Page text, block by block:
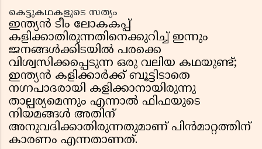
കെട്ടുകഥകളുടെ സത്യം
ഇന്ത്യൻ ടീം ലോകകപ്പ്
കളിക്കാതിരുന്നതിനെക്കുറിച്ച് ഇന്നും
ജനങ്ങൾക്കിടയിൽ പരക്കെ
വിശ്വസിക്കപ്പെടുന്ന ഒരു വലിയ കഥയുണ്ട്;
ഇന്ത്യൻ കളിക്കാർക്ക് ബൂട്ടിടാതെ
നഗ്നപാദരായി കളിക്കാനായിരുന്നു
താല്പര്യമെന്നും എന്നാൽ ഫിഫയുടെ
നിയമങ്ങൾ അതിന്
അനുവദിക്കാതിരുന്നതുമാണ് പിൻമാറ്റത്തിന്
കാരണം എന്നതാണത്.